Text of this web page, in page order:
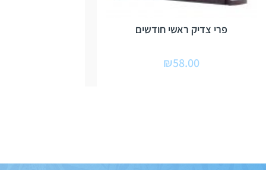
פרי צדיק ראשי חודשים
₪58.00